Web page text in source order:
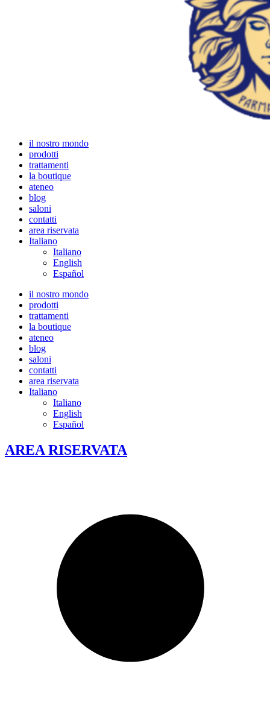
il nostro mondo
prodotti
trattamenti
la boutique
ateneo
blog
saloni
contatti
area riservata
Italiano
Italiano
English
Español
il nostro mondo
prodotti
trattamenti
la boutique
ateneo
blog
saloni
contatti
area riservata
Italiano
Italiano
English
Español
AREA RISERVATA